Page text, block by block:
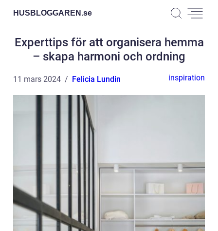
HUSBLOGGAREN.se
Experttips för att organisera hemma
– skapa harmoni och ordning
11 mars 2024 Felicia Lundin inspiration